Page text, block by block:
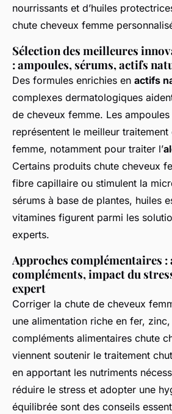
nourrissants et d’huiles
chute cheveux femme
Sélection des meilleures
: ampoules, sérums, actifs
Des formules enrichies en actifs
complexes dermatologiques
de cheveux femme. Les
représentent le meilleur traitement
femme, notamment pour traiter l’
Certains produits chute cheveux
fibre capillaire ou stimulent la
sérums à base de plantes, huiles
vitamines figurent parmi les
experts.
Approches complémentaires
compléments, impact du
expert
Corriger la chute de cheveux
une alimentation riche en fer,
compléments alimentaires chute
viennent soutenir le traitement
en apportant les nutriments
réduire le stress et adopter une
équilibrée sont des conseils